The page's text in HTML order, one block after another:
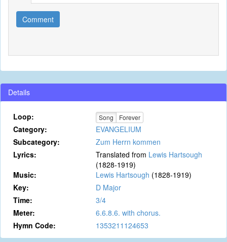
Comment
Details
Loop: Song Forever
Category:
EVANGELIUM
Subcategory:
Zum Herrn kommen
Lyrics:
Translated from Lewis Hartsough
(1828-1919)
Music:
Lewis Hartsough (1828-1919)
Key:
D Major
Time:
3/4
Meter:
6.6.8.6. with chorus.
Hymn Code:
1353211124653